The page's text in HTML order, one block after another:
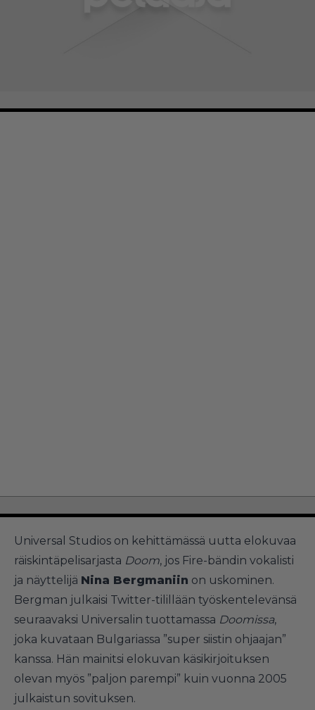
Universal Studios on kehittämässä uutta elokuvaa
räiskintäpelisarjasta Doom, jos Fire-bändin vokalisti
ja näyttelijä Nina Bergmaniin on uskominen.
Bergman julkaisi Twitter-tilillään työskentelevänsä
seuraavaksi Universalin tuottamassa Doomissa,
joka kuvataan Bulgariassa ”super siistin ohjaajan”
kanssa. Hän mainitsi elokuvan käsikirjoituksen
olevan myös ”paljon parempi” kuin vuonna 2005
julkaistun sovituksen.